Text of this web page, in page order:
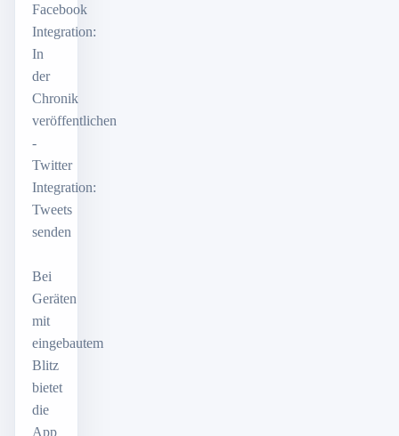
Facebook
Integration:
In
der
Chronik
veröffentlichen
-
Twitter
Integration:
Tweets
senden
Bei
Geräten
mit
eingebautem
Blitz
bietet
die
App